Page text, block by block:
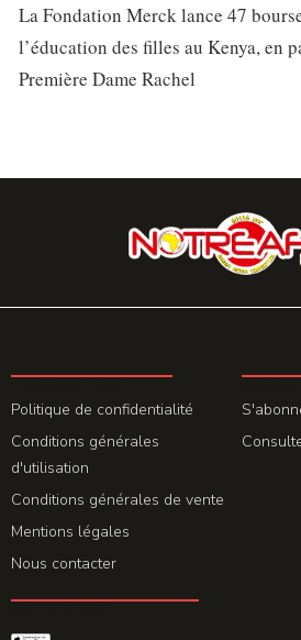
La Fondation Merck lance 47
l’éducation des filles au Kenya, en
Première Dame Rachel
Politique de confidentialité
Conditions générales
d'utilisation
Conditions générales de vente
Mentions légales
Nous contacter